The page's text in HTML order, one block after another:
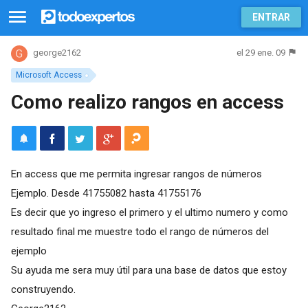
ENTRAR
Microsoft Access
george2162 el 29 ene. 09
Como realizo rangos en access
En access que me permita ingresar rangos de números
Ejemplo. Desde 41755082 hasta 41755176
Es decir que yo ingreso el primero y el ultimo numero y como
resultado final me muestre todo el rango de números del
ejemplo
Su ayuda me sera muy útil para una base de datos que estoy
construyendo.